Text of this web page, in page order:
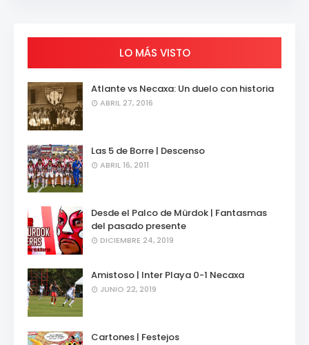
LO MÁS VISTO
Atlante vs Necaxa: Un duelo con historia
ABRIL 27, 2016
Las 5 de Borre | Descenso
ABRIL 16, 2011
Desde el Palco de Mürdok | Fantasmas
del pasado presente
DICIEMBRE 24, 2019
Amistoso | Inter Playa 0-1 Necaxa
JUNIO 22, 2019
Cartones | Festejos